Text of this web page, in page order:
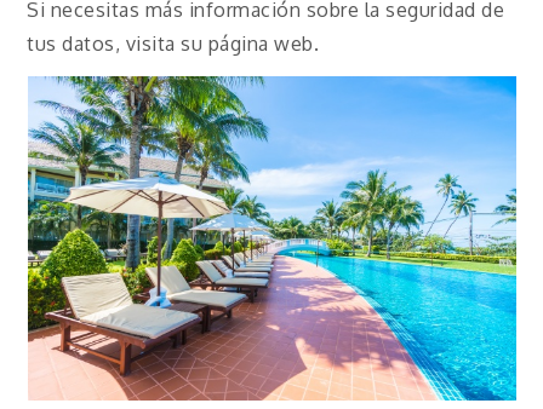
Si necesitas más información sobre la seguridad de
tus datos, visita su página web.